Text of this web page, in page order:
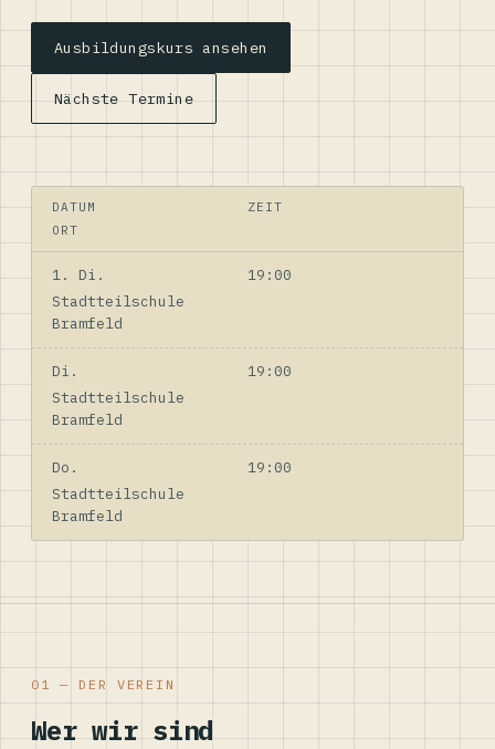
Ausbildungskurs ansehen
Nächste Termine
DATUM
ZEIT
ORT
1. Di.
19:00
Stadtteilschule
Bramfeld
Di.
19:00
Stadtteilschule
Bramfeld
Do.
19:00
Stadtteilschule
Bramfeld
01 — DER VEREIN
Wer wir sind